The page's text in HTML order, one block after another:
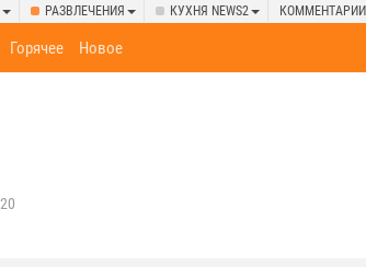
РАЗВЛЕЧЕНИЯ КУХНЯ NEWS2 КОММЕНТАРИИ
Горячее Новое